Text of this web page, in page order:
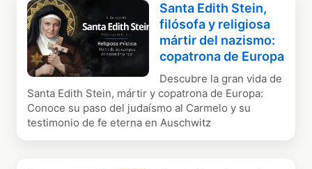
Santa Edith Stein,
filósofa y religiosa
mártir del nazismo:
copatrona de Europa
Descubre la gran vida de
Santa Edith Stein, mártir y copatrona de Europa:
Conoce su paso del judaísmo al Carmelo y su
testimonio de fe eterna en Auschwitz